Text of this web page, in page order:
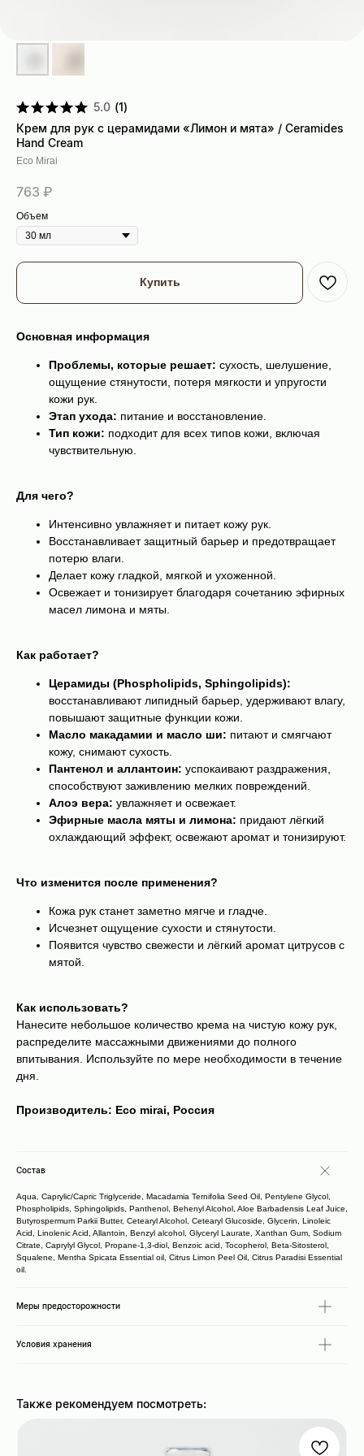
5.0 (1)
Крем для рук с церамидами «Лимон и мята» / Ceramides
Hand Cream
Eco Mirai
763 ₽
Объем
Купить
Основная информация
Проблемы, которые решает: сухость, шелушение,
ощущение стянутости, потеря мягкости и упругости
кожи рук.
Этап ухода: питание и восстановление.
Тип кожи: подходит для всех типов кожи, включая
чувствительную.
Для чего?
Интенсивно увлажняет и питает кожу рук.
Восстанавливает защитный барьер и предотвращает
потерю влаги.
Делает кожу гладкой, мягкой и ухоженной.
Освежает и тонизирует благодаря сочетанию эфирных
масел лимона и мяты.
Как работает?
Церамиды (Phospholipids, Sphingolipids):
восстанавливают липидный барьер, удерживают влагу,
повышают защитные функции кожи.
Масло макадамии и масло ши: питают и смягчают
кожу, снимают сухость.
Пантенол и аллантоин: успокаивают раздражения,
способствуют заживлению мелких повреждений.
Алоэ вера: увлажняет и освежает.
Эфирные масла мяты и лимона: придают лёгкий
охлаждающий эффект, освежают аромат и тонизируют.
Что изменится после применения?
Кожа рук станет заметно мягче и гладче.
Исчезнет ощущение сухости и стянутости.
Появится чувство свежести и лёгкий аромат цитрусов с
мятой.
Как использовать?
Нанесите небольшое количество крема на чистую кожу рук,
распределите массажными движениями до полного
впитывания. Используйте по мере необходимости в течение
дня.
Производитель: Eco mirai, Россия
Состав
Aqua, Caprylic/Capric Triglyceride, Macadamia Ternifolia Seed Oil, Pentylene Glycol,
Phospholipids, Sphingolipids, Panthenol, Behenyl Alcohol, Aloe Barbadensis Leaf Juice,
Butyrospermum Parkii Butter, Cetearyl Alcohol, Cetearyl Glucoside, Glycerin, Linoleic
Acid, Linolenic Acid, Allantoin, Benzyl alcohol, Glyceryl Laurate, Xanthan Gum, Sodium
Citrate, Caprylyl Glycol, Propane-1,3-diol, Benzoic acid, Tocopherol, Beta-Sitosterol,
Squalene, Mentha Spicata Essential oil, Citrus Limon Peel Oil, Citrus Paradisi Essential
oil.
Меры предосторожности
Условия хранения
Также рекомендуем посмотреть: